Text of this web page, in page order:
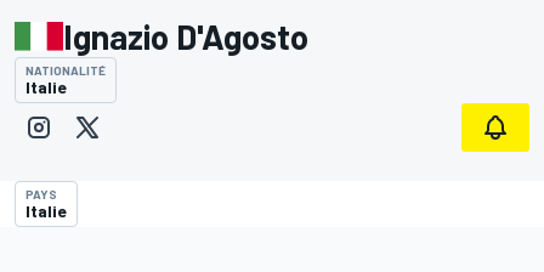
Ignazio D'Agosto
NATIONALITÉ
Italie
PAYS
Italie